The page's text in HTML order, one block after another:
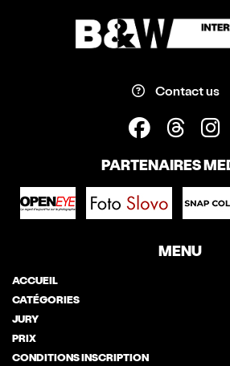
Contact us
PARTENAIRES
MENU
ACCUEIL
CATÉGORIES
JURY
PRIX
CONDITIONS INSCRIPTION